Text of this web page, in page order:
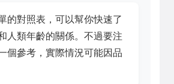
的對照表，可以幫你快速了
人類年齡的關係。不過要注
個參考，實際情況可能因品